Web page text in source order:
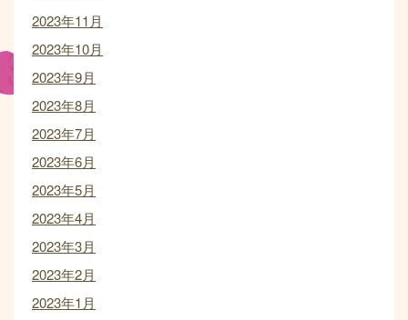
2023年11月
2023年10月
2023年9月
2023年8月
2023年7月
2023年6月
2023年5月
2023年4月
2023年3月
2023年2月
2023年1月